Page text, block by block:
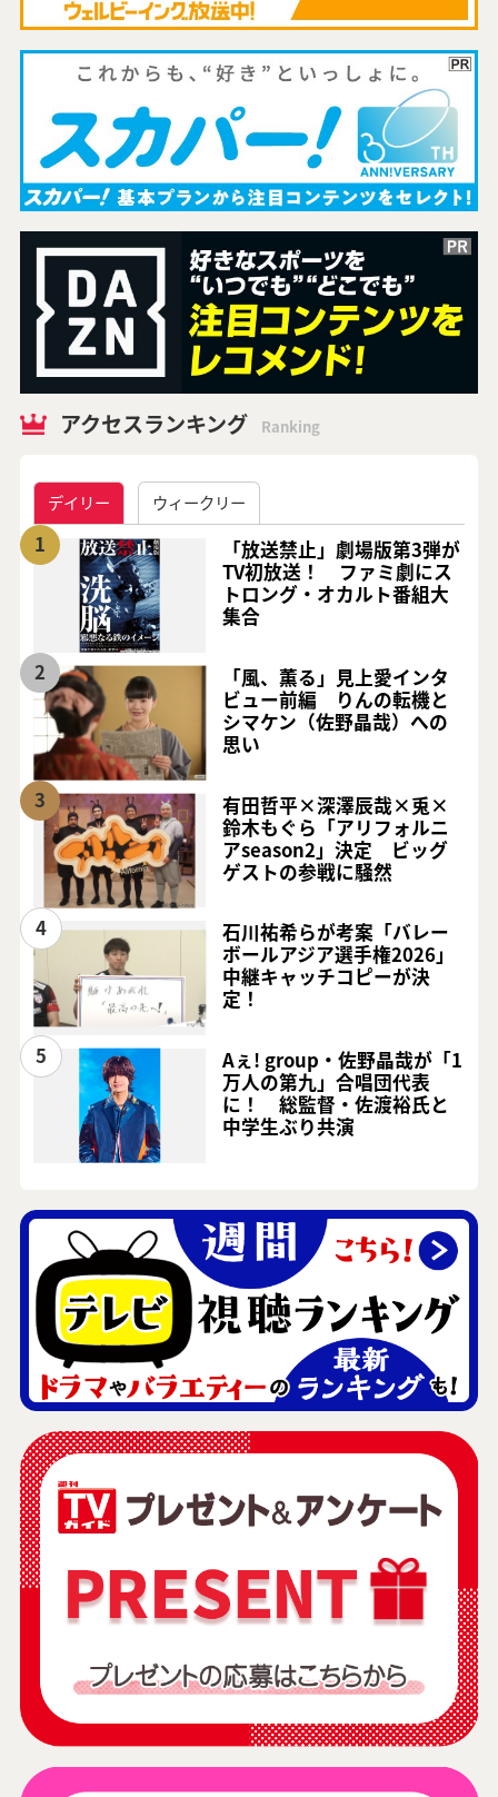
アクセスランキング Ranking
デイリー ウィークリー
1
「放送禁止」劇場版第3弾が
TV初放送！ ファミ劇にス
トロング・オカルト番組大
集合
2
「風、薫る」見上愛インタ
ビュー前編 りんの転機と
シマケン（佐野晶哉）への
思い
3
有田哲平×深澤辰哉×兎×
鈴木もぐら「アリフォルニ
アseason2」決定 ビッグ
ゲストの参戦に騒然
4
石川祐希らが考案「バレー
ボールアジア選手権2026」
中継キャッチコピーが決
定！
5
Aぇ! group・佐野晶哉が「1
万人の第九」合唱団代表
に！ 総監督・佐渡裕氏と
中学生ぶり共演